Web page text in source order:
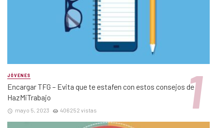
JÓVENES
Encargar TFG – Evita que te estafen con estos consejos de
HazMiTrabajo
mayo 5, 2023 406252 vistas